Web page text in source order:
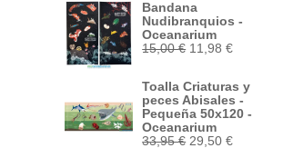
era:
15,00 €.11,98 €.
Bandana
Nudibranquios -
Oceanarium
15,00€ El
era:
15,00 €.
11,98€El
es:
11,98 €.
Toalla Criaturas y
peces Abisales -
Pequeña 50x120 -
Oceanarium
33,95€ El
29,50€El